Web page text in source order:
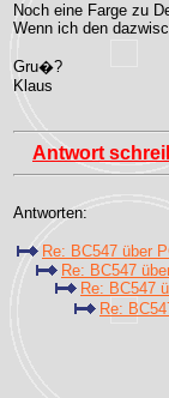
Noch eine Farge zu
Wenn ich den
Gru�?
Klaus
Antwort
Antworten:
Re: BC547 über
Re: BC547
Re: BC547
Re: